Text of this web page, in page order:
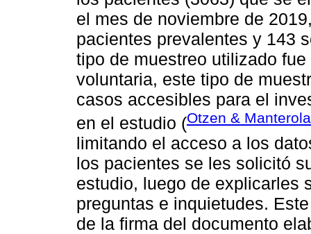
el mes de noviembre de
pacientes prevalentes y 143
tipo de muestreo utilizado
voluntaria, este tipo de
casos accesibles para el
en el estudio (Otzen &
limitando el acceso a los
los pacientes se les solicitó
estudio, luego de explicarles
preguntas e inquietudes.
de la firma del documento